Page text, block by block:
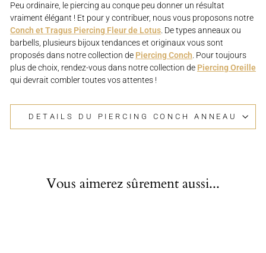
Peu ordinaire, le piercing au conque peu donner un résultat
vraiment élégant ! Et pour y contribuer, nous vous proposons notre
Conch et Tragus Piercing Fleur de Lotus. De types anneaux ou
barbells, plusieurs bijoux tendances et originaux vous sont
proposés dans notre collection de Piercing Conch. Pour toujours
plus de choix, rendez-vous dans notre collection de Piercing Oreille
qui devrait combler toutes vos attentes !
DETAILS DU PIERCING CONCH ANNEAU
Vous aimerez sûrement aussi...